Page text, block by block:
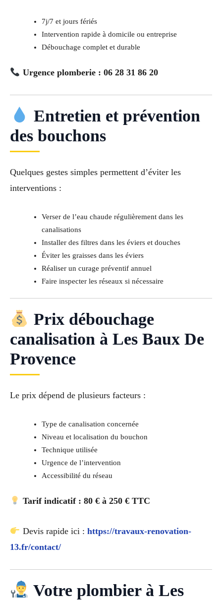
7j/7 et jours fériés
Intervention rapide à domicile ou entreprise
Débouchage complet et durable
Urgence plomberie : 06 28 31 86 20
Entretien et prévention
des bouchons
Quelques gestes simples permettent d’éviter les
interventions :
Verser de l’eau chaude régulièrement dans les
canalisations
Installer des filtres dans les éviers et douches
Éviter les graisses dans les éviers
Réaliser un curage préventif annuel
Faire inspecter les réseaux si nécessaire
Prix débouchage
canalisation à Les Baux De
Provence
Le prix dépend de plusieurs facteurs :
Type de canalisation concernée
Niveau et localisation du bouchon
Technique utilisée
Urgence de l’intervention
Accessibilité du réseau
Tarif indicatif : 80 € à 250 € TTC
Devis rapide ici : https://travaux-renovation-
13.fr/contact/
Votre plombier à Les